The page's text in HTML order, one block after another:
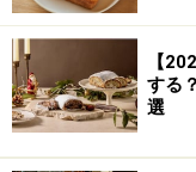
ん。厨房にはとて
【
する
選